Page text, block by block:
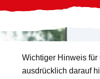
Wichtiger Hinweis für
ausdrücklich darauf